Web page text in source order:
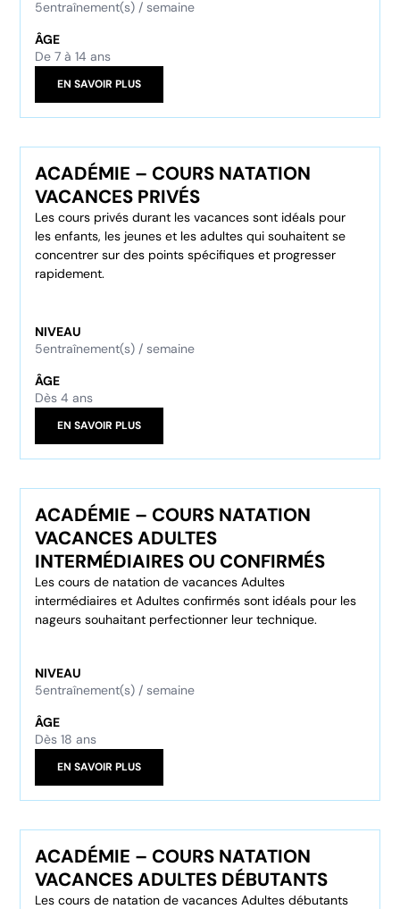
5entraînement(s) / semaine
ÂGE
De 7 à 14 ans
EN SAVOIR PLUS
ACADÉMIE – COURS NATATION
VACANCES PRIVÉS
Les cours privés durant les vacances sont idéals pour
les enfants, les jeunes et les adultes qui souhaitent se
concentrer sur des points spécifiques et progresser
rapidement.
NIVEAU
5entraînement(s) / semaine
ÂGE
Dès 4 ans
EN SAVOIR PLUS
ACADÉMIE – COURS NATATION
VACANCES ADULTES
INTERMÉDIAIRES OU CONFIRMÉS
Les cours de natation de vacances Adultes
intermédiaires et Adultes confirmés sont idéals pour les
nageurs souhaitant perfectionner leur technique.
NIVEAU
5entraînement(s) / semaine
ÂGE
Dès 18 ans
EN SAVOIR PLUS
ACADÉMIE – COURS NATATION
VACANCES ADULTES DÉBUTANTS
Les cours de natation de vacances Adultes débutants